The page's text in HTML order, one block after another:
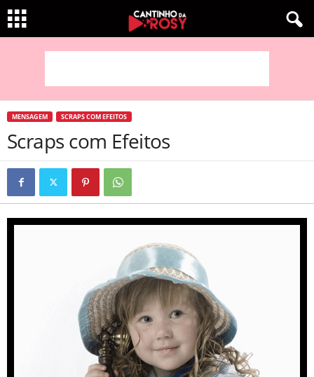
MENSAGEM SCRAPS COM EFEITOS
Scraps com Efeitos